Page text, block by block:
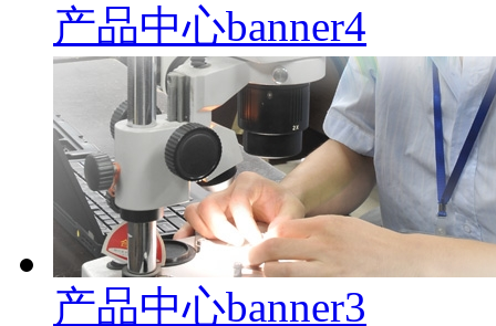
产品中心banner4
产品中心banner3